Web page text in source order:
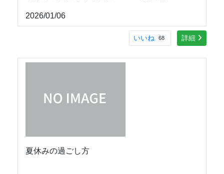
2026/01/06
いいね 68 詳細
夏休みの過ごし方